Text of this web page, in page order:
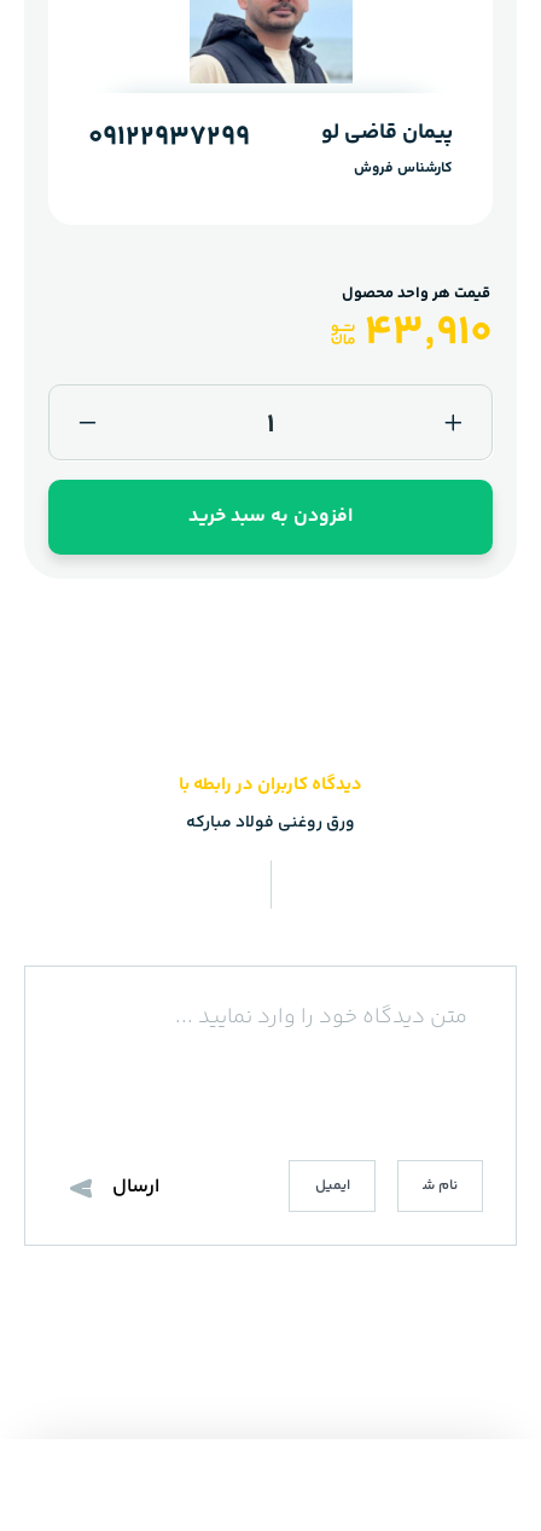
پیمان قاضی لو 09122937299
کارشناس فروش
بهرام قاضی لو 09121232583
کارشناس فروش
قیمت هر واحد محصول
43,910
افزودن به سبد خرید
دیدگاه کاربران در رابطه با
ورق روغنی فولاد مبارکه